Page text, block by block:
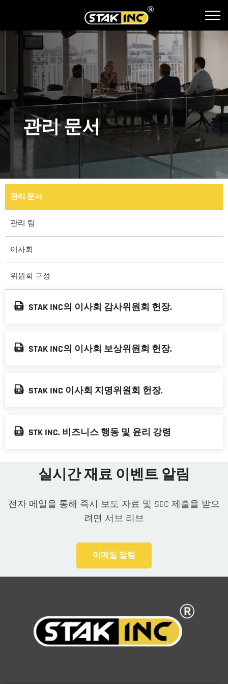
관리 문서
관리 문서
관리 팀
이사회
위원회 구성
STAK INC의 이사회 감사위원회 헌장.
STAK INC의 이사회 보상위원회 헌장.
STAK INC 이사회 지명위원회 헌장.
STK INC. 비즈니스 행동 및 윤리 강령
실시간 재료 이벤트 알림
전자 메일을 통해 즉시 보도 자료 및 SEC 제출을 받으
려면 서브 리브
이메일 알림